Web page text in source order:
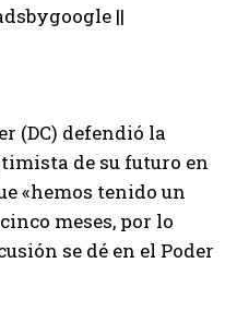
||
(DC) defendió la
de su futuro en
«hemos tenido un
meses, por lo
se dé en el Poder